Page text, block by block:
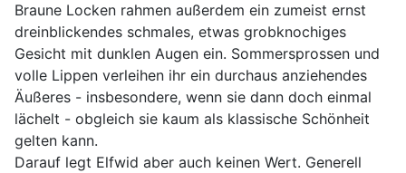
Braune Locken rahmen außerdem ein zumeist ernst
dreinblickendes schmales, etwas grobknochiges
Gesicht mit dunklen Augen ein. Sommersprossen und
volle Lippen verleihen ihr ein durchaus anziehendes
Äußeres - insbesondere, wenn sie dann doch einmal
lächelt - obgleich sie kaum als klassische Schönheit
gelten kann.
Darauf legt Elfwid aber auch keinen Wert. Generell